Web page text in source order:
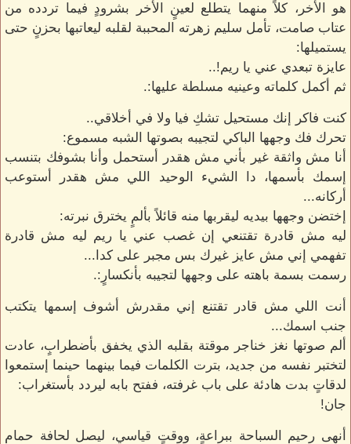
هو الأخر، كلاً منهما يتطلع لعينٍ الأخر بشرودٍ فيما تردده من
عتاب صامت، تأمل سليم زهرته المحببة لقلبه ليعاتبها بحزنٍ حتى
يستميلها:
عايزة تبعدي عني يا ريم!..
ثم أكمل كلماته وعينيه مسلطة عليها:.
كنت فاكر إنك مستحيل تشكِ فيا ولا في أخلاقي..
تحرك فك وجهها الباكي لتجيبه بصوتها الشبه مسموع:
أنا مش واثقة غير بأني مش هقدر أستحمل وأنا بشوفك بتنسب
إسمك بأسمها، دا الشيء الوحيد اللي مش هقدر أستوعب
أركانه...
إختضن وجهها بيديه ليقربها منه قائلاً بألمٍ يخترق نبرته:
ليه مش قادرة تقتنعي إن غصب عني يا ريم ليه مش قادرة
تفهمي إني مش عايز غيرك بس مجبر على كدا...
رسمت بسمة باهته على وجهها لتجيبه بأنكسارٍ:.
أنت اللي مش قادر تقتنع إني مقدرش أشوف إسمها يتكتب
جنب اسمك...
ألم صوتها نغز خناجر موقتة بقلبه الذي يخفق بأضطرابٍ، عادت
لتختبر نفسه من جديد، بترت الكلمات فيما بينهما حينما إستمعوا
لدقاتٍ بدت هادئة على باب غرفته، ففتح بابه ليردد بأستغراب:
جان!
أنهى رحيم السباحة ببراعةٍ، ووقتٍ قياسي، ليصل لحافة حمام